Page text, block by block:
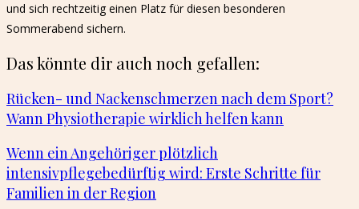
und sich rechtzeitig einen Platz für diesen besonderen
Sommerabend sichern.
Das könnte dir auch noch gefallen:
Rücken- und Nackenschmerzen nach dem Sport?
Wann Physiotherapie wirklich helfen kann
Wenn ein Angehöriger plötzlich
intensivpflegebedürftig wird: Erste Schritte für
Familien in der Region